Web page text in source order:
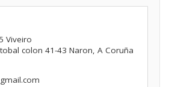
Viveiro
colon 41-43 Naron, A Coruña